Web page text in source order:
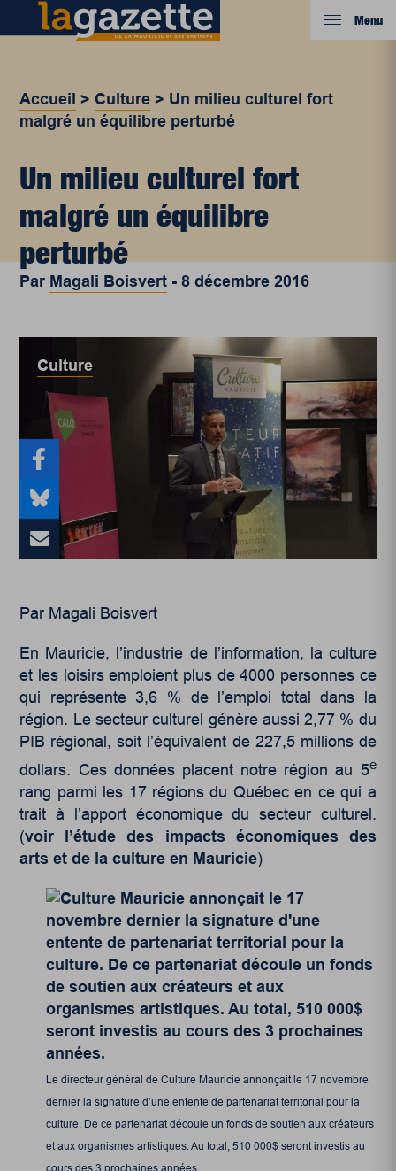
Menu
Accueil > Culture > Un milieu culturel fort
malgré un équilibre perturbé
Un milieu culturel fort
malgré un équilibre
perturbé
Par Magali Boisvert -8 décembre 2016
Culture
Par Magali Boisvert
En Mauricie, l’industrie de l’information, la culture
et les loisirs emploient plus de 4000 personnes ce
qui représente 3,6 % de l’emploi total dans la
région. Le secteur culturel génère aussi 2,77 % du
PIB régional, soit l’équivalent de 227,5 millions de
dollars. Ces données placent notre région au 5e
rang parmi les 17 régions du Québec en ce qui a
trait à l’apport économique du secteur culturel.
(voir l’étude des impacts économiques des
arts et de la culture en Mauricie)
Le directeur général de Culture Mauricie annonçait le 17 novembre
dernier la signature d’une entente de partenariat territorial pour la
culture. De ce partenariat découle un fonds de soutien aux créateurs
et aux organismes artistiques. Au total, 510 000$ seront investis au
cours des 3 prochaines années.